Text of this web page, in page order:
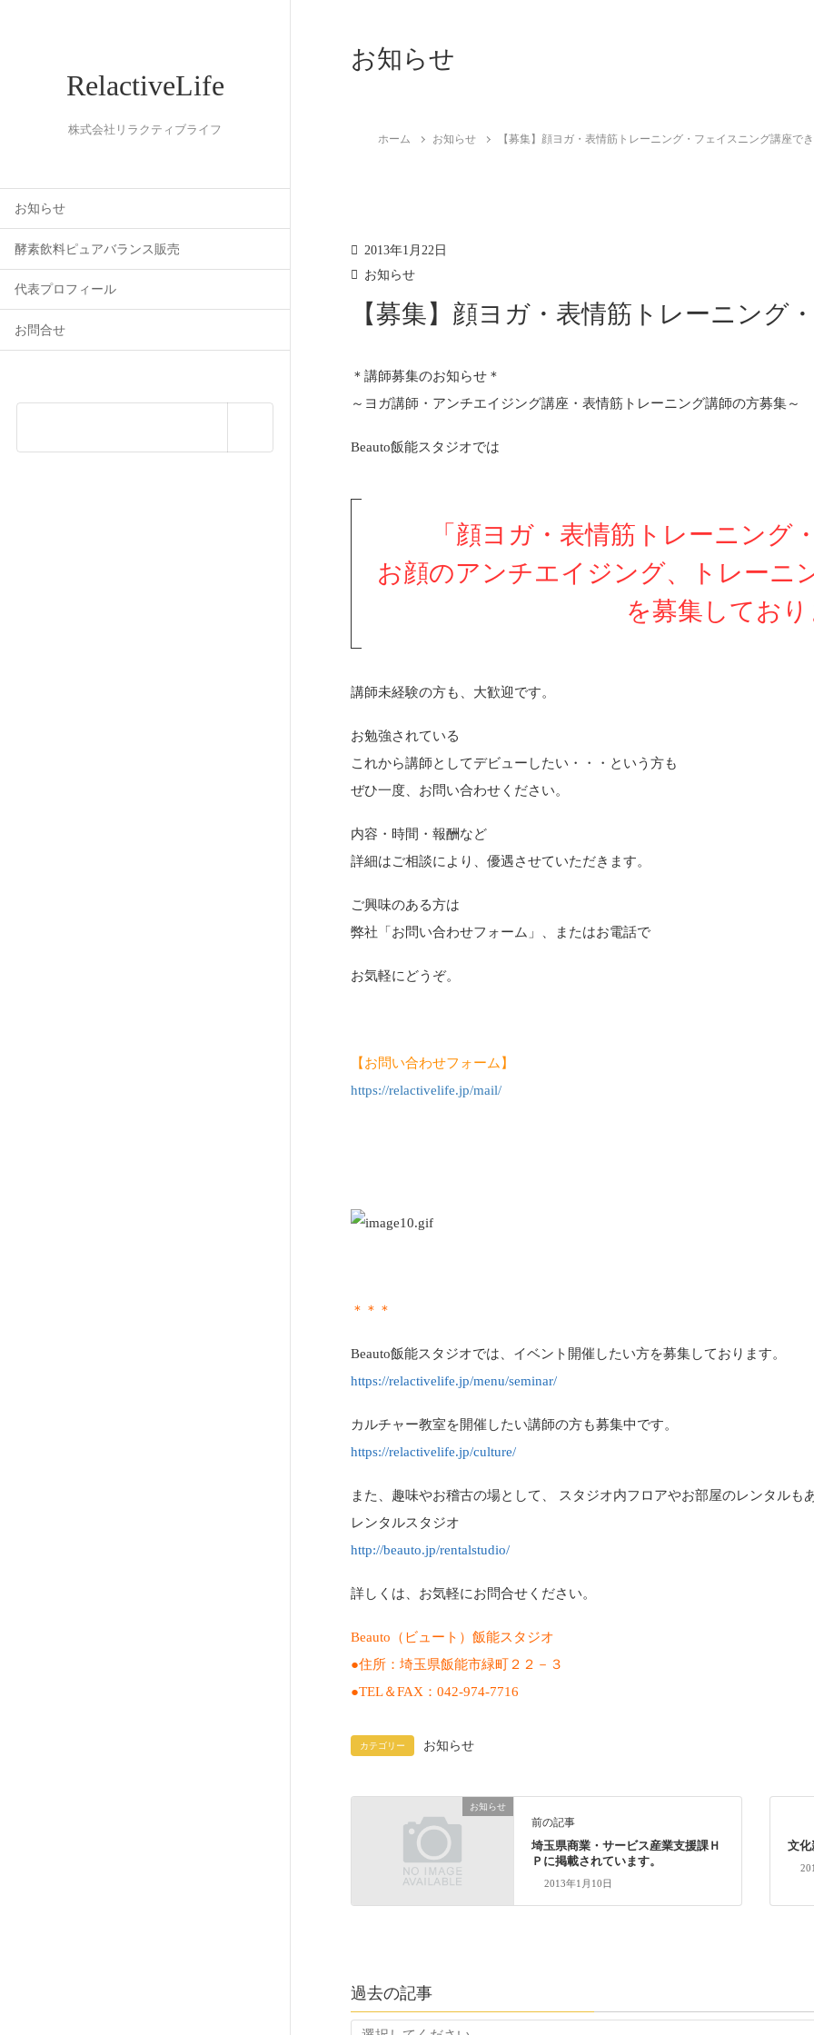
RelactiveLife
株式会社リラクティブライフ
お知らせ
酵素飲料ピュアバランス販売
代表プロフィール
お問合せ
お知らせ
ホーム お知らせ 【募集】顔ヨガ・表情筋トレーニング・フェイスニング講座で
2013年1月22日
お知らせ
【募集】顔ヨガ・表情筋トレーニング
＊講師募集のお知らせ＊
～ヨガ講師・アンチエイジング講座・表情筋トレーニング講師の方募集～
Beauto飯能スタジオでは
「顔ヨガ・表情筋トレーニング
お顔のアンチエイジング、トレーニ
を募集しており
講師未経験の方も、大歓迎です。
お勉強されている
これから講師としてデビューしたい・・・という方も
ぜひ一度、お問い合わせください。
内容・時間・報酬など
詳細はご相談により、優遇させていただきます。
ご興味のある方は
弊社「お問い合わせフォーム」、またはお電話で
お気軽にどうぞ。
【お問い合わせフォーム】
https://relactivelife.jp/mail/
＊＊＊
Beauto飯能スタジオでは、イベント開催したい方を募集しております。
https://relactivelife.jp/menu/seminar/
カルチャー教室を開催したい講師の方も募集中です。
https://relactivelife.jp/culture/
また、趣味やお稽古の場として、 スタジオ内フロアやお部屋のレンタルも
レンタルスタジオ
http://beauto.jp/rentalstudio/
詳しくは、お気軽にお問合せください。
Beauto（ビュート）飯能スタジオ
●住所：埼玉県飯能市緑町２２－３
●TEL＆FAX：042-974-7716
カテゴリー お知らせ
お知らせ
前の記事
埼玉県商業・サービス産業支援課Ｈ
Ｐに掲載されています。
2013年1月10日
文化
過去の記事